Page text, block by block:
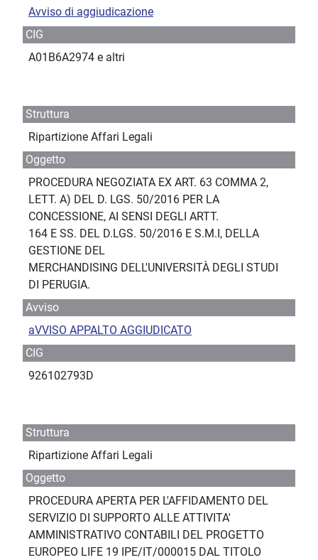
Avviso di aggiudicazione
CIG
A01B6A2974 e altri
Struttura
Ripartizione Affari Legali
Oggetto
PROCEDURA NEGOZIATA EX ART. 63 COMMA 2,
LETT. A) DEL D. LGS. 50/2016 PER LA
CONCESSIONE, AI SENSI DEGLI ARTT.
164 E SS. DEL D.LGS. 50/2016 E S.M.I, DELLA
GESTIONE DEL
MERCHANDISING DELL'UNIVERSITÀ DEGLI STUDI
DI PERUGIA.
Avviso
aVVISO APPALTO AGGIUDICATO
CIG
926102793D
Struttura
Ripartizione Affari Legali
Oggetto
PROCEDURA APERTA PER L'AFFIDAMENTO DEL
SERVIZIO DI SUPPORTO ALLE ATTIVITA'
AMMINISTRATIVO CONTABILI DEL PROGETTO
EUROPEO LIFE 19 IPE/IT/000015 DAL TITOLO